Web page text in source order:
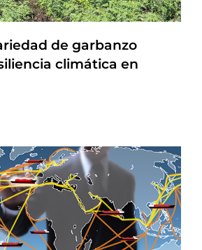
de garbanzo
climática en